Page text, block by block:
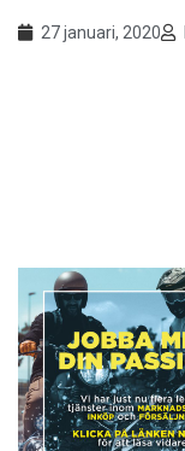
27 januari, 2020